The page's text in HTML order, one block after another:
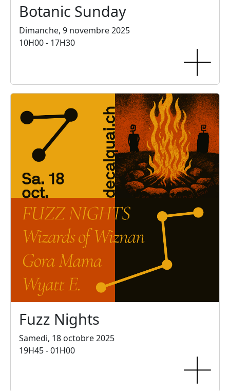
Botanic Sunday
Dimanche, 9 novembre 2025
10H00 - 17H30
Fuzz Nights
Samedi, 18 octobre 2025
19H45 - 01H00